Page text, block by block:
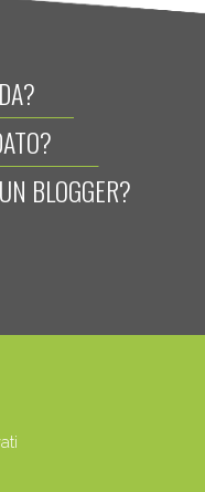
BLOGGER?